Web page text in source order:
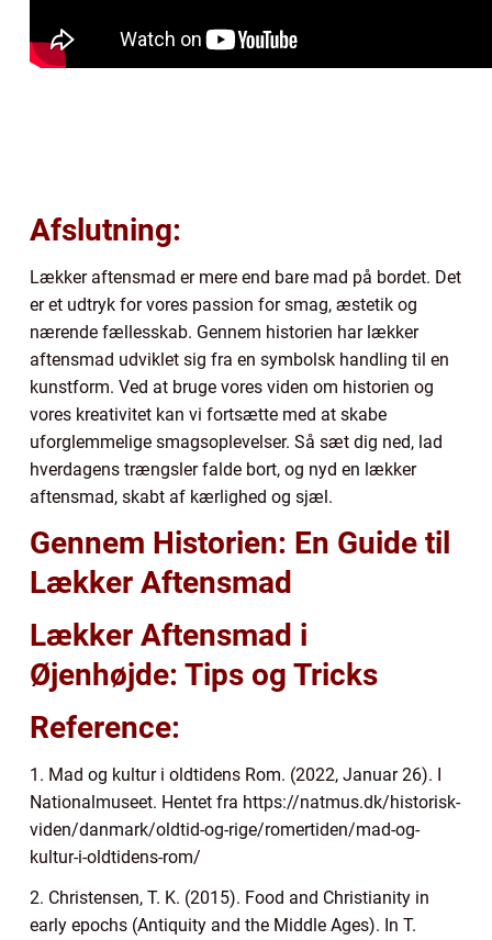
Afslutning:
Lækker aftensmad er mere end bare mad på bordet. Det
er et udtryk for vores passion for smag, æstetik og
nærende fællesskab. Gennem historien har lækker
aftensmad udviklet sig fra en symbolsk handling til en
kunstform. Ved at bruge vores viden om historien og
vores kreativitet kan vi fortsætte med at skabe
uforglemmelige smagsoplevelser. Så sæt dig ned, lad
hverdagens trængsler falde bort, og nyd en lækker
aftensmad, skabt af kærlighed og sjæl.
Gennem Historien: En Guide til
Lækker Aftensmad
Lækker Aftensmad i
Øjenhøjde: Tips og Tricks
Reference:
1. Mad og kultur i oldtidens Rom. (2022, Januar 26). I
Nationalmuseet. Hentet fra https://natmus.dk/historisk-
viden/danmark/oldtid-og-rige/romertiden/mad-og-
kultur-i-oldtidens-rom/
2. Christensen, T. K. (2015). Food and Christianity in
early epochs (Antiquity and the Middle Ages). In T.